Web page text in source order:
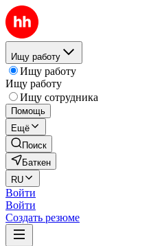
Ищу работу
Ищу работу
Ищу работу
Ищу сотрудника
Помощь
Ещё
Поиск
Баткен
RU
Войти
Войти
Создать резюме